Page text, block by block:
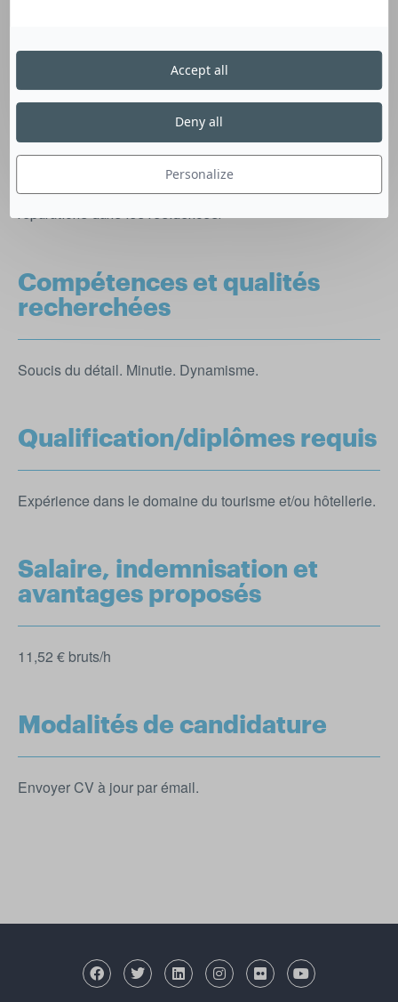
Nous recherchons des valets de chambre/agents
période estivale. Missions du poste : nettoyage et
rangement des résidences, rechargement des fournitures
de salles de bain + serviettes, entretien des espaces
communs, signalement de tout dommage ou besoin de
Compétences et qualités
recherchées
Soucis du détail. Minutie. Dynamisme.
Qualification/diplômes requis
Expérience dans le domaine du tourisme et/ou hôtellerie.
Salaire, indemnisation et
avantages proposés
11,52 € bruts/h
Modalités de candidature
Envoyer CV à jour par émail.
Personalize
Deny all
Accept all